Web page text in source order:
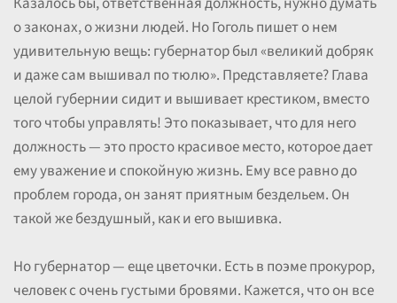
о законах, о жизни людей. Но Гоголь пишет о нем
удивительную вещь: губернатор был «великий добряк
и даже сам вышивал по тюлю». Представляете? Глава
целой губернии сидит и вышивает крестиком, вместо
того чтобы управлять! Это показывает, что для него
должность — это просто красивое место, которое дает
ему уважение и спокойную жизнь. Ему все равно до
проблем города, он занят приятным бездельем. Он
такой же бездушный, как и его вышивка.
Но губернатор — еще цветочки. Есть в поэме прокурор,
человек с очень густыми бровями. Кажется, что он все